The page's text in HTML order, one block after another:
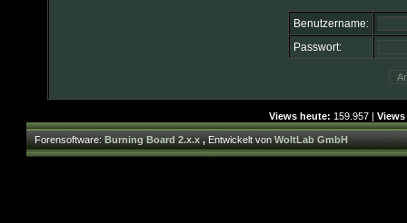
Benutzername:
Passwort:
Views heute: 159.957 |
Forensoftware:Burning Board 2.x.x,Entwickelt vonWoltLab GmbH